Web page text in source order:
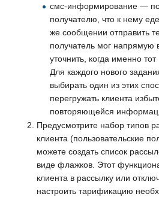
смс-информирование —
получателю, что к нему
же сообщении отправить
получатель мог напрямую
уточнить, когда именно
Для каждого нового
выбирать один из этих
перегружать клиента
повторяющейся
Предусмотрите набор типов
клиента (пользовательские
можете создать список
виде флажков. Этот
клиента в рассылку или
настроить тарификацию